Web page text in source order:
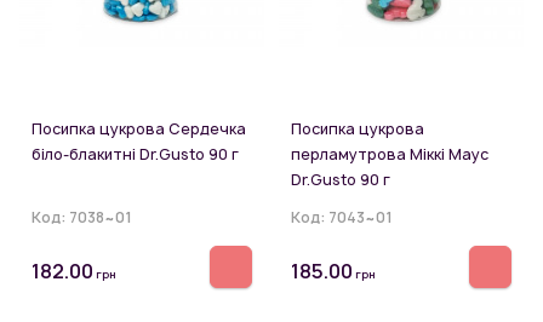
Посипка цукрова Сердечка
біло-блакитні Dr.Gusto 90 г
Код: 7038~01
182.00 грн
Посипка цукрова
перламутрова Міккі Маус
Dr.Gusto 90 г
Код: 7043~01
185.00 грн